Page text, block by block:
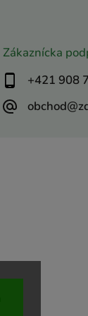
Zákaznícka
+421 908